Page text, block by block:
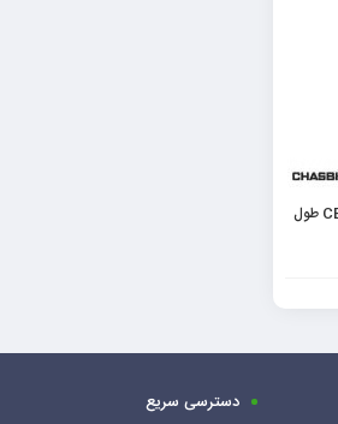
کابل AUX وریتی مدل CB3116 طول
دسترسی سریع